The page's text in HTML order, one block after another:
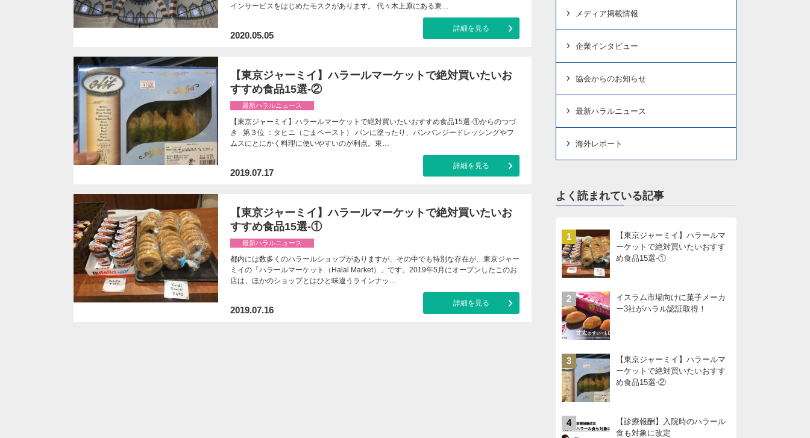
インサービスをはじめたモスクがあります。 代々木上原にある東…
2020.05.05
詳細を見る
【東京ジャーミイ】ハラールマーケットで絶対買いたいお
すすめ食品15選-②
最新ハラルニュース
【東京ジャーミイ】ハラールマーケットで絶対買いたいおすすめ食品15選-①からのつづ
き 第３位 ：タヒニ（ごまペースト） パンに塗ったり、バンバンジードレッシングやフ
ムスにとにかく料理に使いやすいのが利点。東…
2019.07.17
詳細を見る
【東京ジャーミイ】ハラールマーケットで絶対買いたいお
すすめ食品15選-①
最新ハラルニュース
都内には数多くのハラールショップがありますが、その中でも特別な存在が、東京ジャー
ミイの「ハラールマーケット（Halal Market）」です。2019年5月にオープンしたこのお
店は、ほかのショップとはひと味違うラインナッ…
2019.07.16
詳細を見る
メディア掲載情報
企業インタビュー
協会からのお知らせ
最新ハラルニュース
海外レポート
よく読まれている記事
1
【東京ジャーミイ】ハラールマ
ーケットで絶対買いたいおすす
め食品15選-①
2
イスラム市場向けに菓子メーカ
ー3社がハラル認証取得！
3
【東京ジャーミイ】ハラールマ
ーケットで絶対買いたいおすす
め食品15選-②
4
【診療報酬】入院時のハラール
食も対象に改定